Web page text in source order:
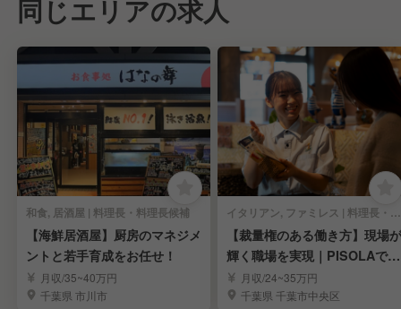
同じエリアの求人
和食, 居酒屋 | 料理長・料理長候補
【海鮮居酒屋】厨房のマネジメ
ントと若手育成をお任せ！
月収/35~40万円
千葉県 市川市
イタリアン, ファミレス | 料理長・料理長候補
【裁量権のある働き方】現場が
輝く職場を実現｜PISOLAで料
理長候補募集
月収/24~35万円
千葉県 千葉市中央区